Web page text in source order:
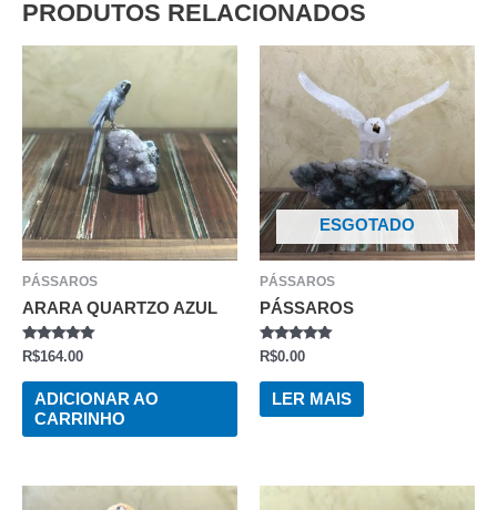
PRODUTOS RELACIONADOS
PÁSSAROS
ARARA QUARTZO AZUL
AVALIAÇÃO
0
DE
R$164.00
ADICIONAR AO
CARRINHO
ESGOTADO
PÁSSAROS
PÁSSAROS
AVALIAÇÃO
0
DE
R$0.00
LER MAIS